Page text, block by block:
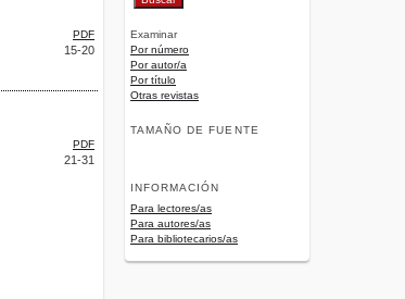
Examinar
Por número
Por autor/a
Por título
Otras revistas
TAMAÑO DE FUENTE
INFORMACIÓN
Para lectores/as
Para autores/as
Para bibliotecarios/as
PDF
15-20
PDF
21-31